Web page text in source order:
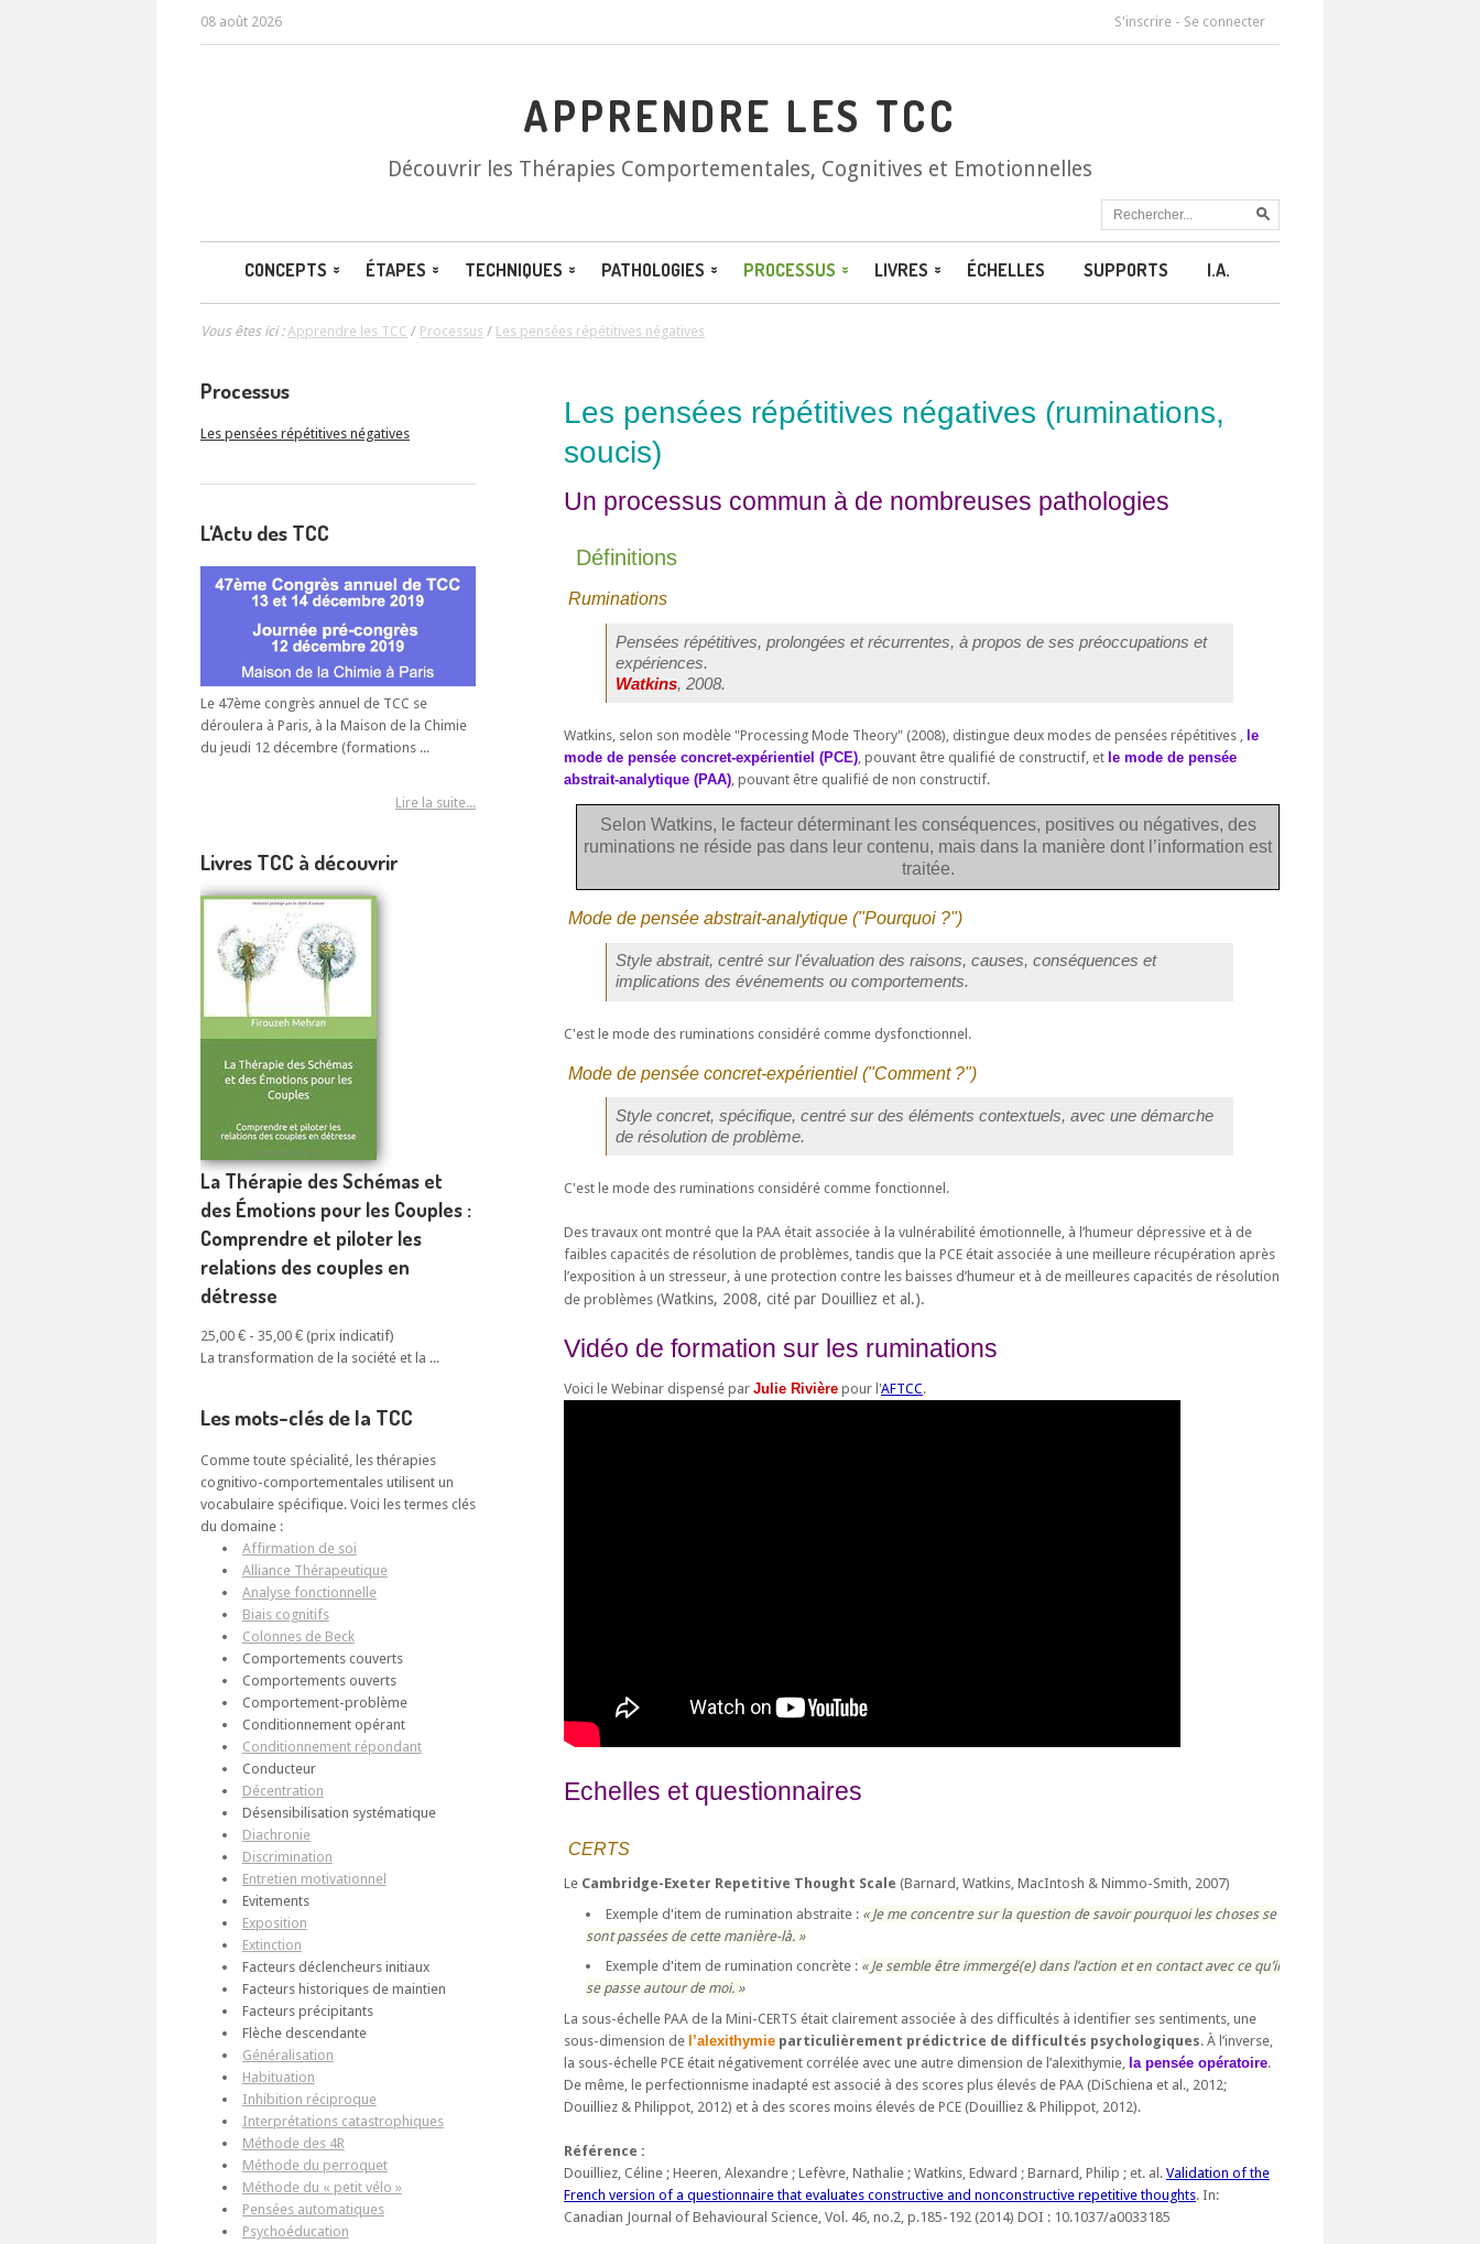
08 août 2026 S'inscrire - Se connecter
APPRENDRE LES TCC
Découvrir les Thérapies Comportementales, Cognitives et Emotionnelles
CONCEPTS ÉTAPES TECHNIQUES PATHOLOGIES PROCESSUS LIVRES ÉCHELLES SUPPORTS I.A.
Vous êtes ici :Apprendre les TCC / Processus / Les pensées répétitives négatives
Les pensées répétitives négatives (ruminations,
soucis)
Un processus commun à de nombreuses pathologies
Définitions
Ruminations
Pensées répétitives, prolongées et récurrentes, à propos de ses préoccupations et
expériences.
Watkins, 2008.
Watkins, selon son modèle "Processing Mode Theory" (2008), distingue deux modes de pensées répétitives , le
mode de pensée concret-expérientiel (PCE), pouvant être qualifié de constructif, et le mode de pensée
abstrait-analytique (PAA), pouvant être qualifié de non constructif.
Selon Watkins, le facteur déterminant les conséquences, positives ou négatives, des
ruminations ne réside pas dans leur contenu, mais dans la manière dont l’information est
traitée.
Mode de pensée abstrait-analytique ("Pourquoi ?")
Style abstrait, centré sur l'évaluation des raisons, causes, conséquences et
implications des événements ou comportements.
C'est le mode des ruminations considéré comme dysfonctionnel.
Mode de pensée concret-expérientiel ("Comment ?")
Style concret, spécifique, centré sur des éléments contextuels, avec une démarche
de résolution de problème.
C'est le mode des ruminations considéré comme fonctionnel.
Des travaux ont montré que la PAA était associée à la vulnérabilité émotionnelle, à l’humeur dépressive et à de
faibles capacités de résolution de problèmes, tandis que la PCE était associée à une meilleure récupération après
l’exposition à un stresseur, à une protection contre les baisses d’humeur et à de meilleures capacités de résolution
de problèmes (Watkins, 2008, cité par Douilliez et al.).
Vidéo de formation sur les ruminations
Voici le Webinar dispensé par Julie Rivière pour l'AFTCC.
Echelles et questionnaires
CERTS
Le Cambridge-Exeter Repetitive Thought Scale (Barnard, Watkins, MacIntosh & Nimmo-Smith, 2007)
Exemple d'item de rumination abstraite :
Je me concentre sur la question de savoir pourquoi les choses se
sont passées de cette manière-là.
Exemple d'item de rumination concrète :
Je semble être immergé(e) dans l’action et en contact avec ce qu’il
se passe autour de moi.
La sous-échelle PAA de la Mini-CERTS était clairement associée à des difficultés à identifier ses sentiments, une
sous-dimension de l’alexithymie particulièrement prédictrice de difficultés psychologiques. À l’inverse,
la sous-échelle PCE était négativement corrélée avec une autre dimension de l’alexithymie, la pensée opératoire.
De même, le perfectionnisme inadapté est associé à des scores plus élevés de PAA (DiSchiena et al., 2012;
Douilliez & Philippot, 2012) et à des scores moins élevés de PCE (Douilliez & Philippot, 2012).
Référence :
Douilliez, Céline ; Heeren, Alexandre ; Lefèvre, Nathalie ; Watkins, Edward ; Barnard, Philip ; et. al. Validation of the
French version of a questionnaire that evaluates constructive and nonconstructive repetitive thoughts. In:
Canadian Journal of Behavioural Science, Vol. 46, no.2, p.185-192 (2014) DOI : 10.1037/a0033185
Processus
Les pensées répétitives négatives
L'Actu des TCC
Le 47ème congrès annuel de TCC se
déroulera à Paris, à la Maison de la Chimie
du jeudi 12 décembre (formations ...
Lire la suite...
Livres TCC à découvrir
La Thérapie des Schémas et
des Émotions pour les Couples :
Comprendre et piloter les
relations des couples en
détresse
25,00 € - 35,00 €
La transformation de la société et la ...
Les mots-clés de la TCC
Comme toute spécialité, les thérapies
cognitivo-comportementales utilisent un
vocabulaire spécifique. Voici les termes clés
du domaine :
Affirmation de soi
Alliance Thérapeutique
Analyse fonctionnelle
Biais cognitifs
Colonnes de Beck
Comportements couverts
Comportements ouverts
Comportement-problème
Conditionnement opérant
Conditionnement répondant
Conducteur
Décentration
Désensibilisation systématique
Diachronie
Discrimination
Entretien motivationnel
Evitements
Exposition
Extinction
Facteurs déclencheurs initiaux
Facteurs historiques de maintien
Facteurs précipitants
Flèche descendante
Généralisation
Habituation
Inhibition réciproque
Interprétations catastrophiques
Méthode des 4R
Méthode du perroquet
Méthode du « petit vélo »
Pensées automatiques
Psychoéducation